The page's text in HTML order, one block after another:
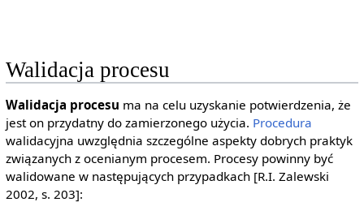
Walidacja procesu
Walidacja procesu ma na celu uzyskanie potwierdzenia, że
jest on przydatny do zamierzonego użycia. Procedura
walidacyjna uwzględnia szczególne aspekty dobrych praktyk
związanych z ocenianym procesem. Procesy powinny być
walidowane w następujących przypadkach [R.I. Zalewski
2002, s. 203]: